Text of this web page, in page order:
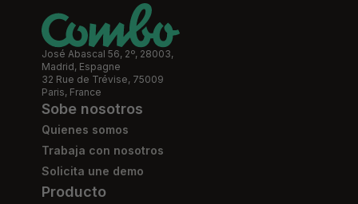
José Abascal 56, 2º, 28003,
Madrid, Espagne
32 Rue de Trévise, 75009
Paris, France
Sobe nosotros
Quienes somos
Trabaja con nosotros
Solicita une demo
Producto